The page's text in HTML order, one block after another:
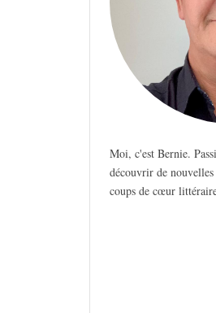
Moi, c'est Bernie.
découvrir de
coups de cœur